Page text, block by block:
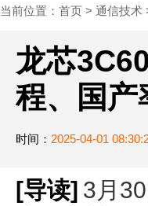
当前位置： 首页 > 通信技术
龙芯
程、国产
时间： 2025-04-01
[导读] 3月